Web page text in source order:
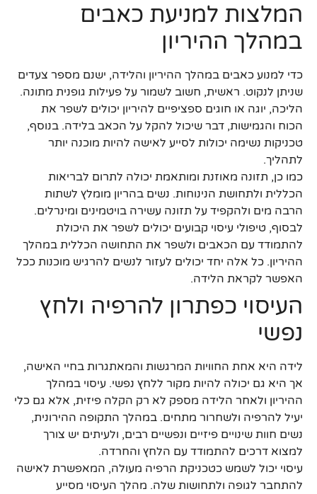
המלצות למניעת כאבים
במהלך ההיריון
כדי למנוע כאבים במהלך ההיריון והלידה, ישנם מספר צעדים
שניתן לנקוט. ראשית, חשוב לשמור על פעילות גופנית מתונה.
הליכה, יוגה או חוגים ספציפיים להיריון יכולים לשפר את
הכוח והגמישות, דבר שיכול להקל על הכאב בלידה. בנוסף,
טכניקות נשימה יכולות לסייע לאישה להיות מוכנה יותר
לתהליך.
כמו כן, תזונה מאוזנת ומותאמת יכולה לתרום לבריאות
הכללית ולתחושת הנינוחות. נשים בהריון מומלץ לשתות
הרבה מים ולהקפיד על תזונה עשירה בויטמינים ומינרלים.
לבסוף, טיפולי עיסוי קבועים יכולים לשפר את היכולת
להתמודד עם הכאבים ולשפר את התחושה הכללית במהלך
ההיריון. כל אלה יחד יכולים לעזור לנשים להרגיש מוכנות ככל
האפשר לקראת הלידה.
העיסוי כפתרון להרפיה ולחץ
נפשי
לידה היא אחת החוויות המרגשות והמאתגרות בחיי האישה,
אך היא גם יכולה להיות מקור ללחץ נפשי. עיסוי במהלך
ההיריון ולאחר הלידה מספק לא רק הקלה פיזית, אלא גם כלי
יעיל להרפיה ולשחרור מתחים. במהלך התקופה ההירונית,
נשים חוות שינויים פיזיים ונפשיים רבים, ולעיתים יש צורך
למצוא דרכים להתמודד עם הלחץ והחרדה.
עיסוי יכול לשמש כטכניקת הרפיה מעולה, המאפשרת לאישה
להתחבר לגופה ולתחושות שלה. מהלך העיסוי מסייע